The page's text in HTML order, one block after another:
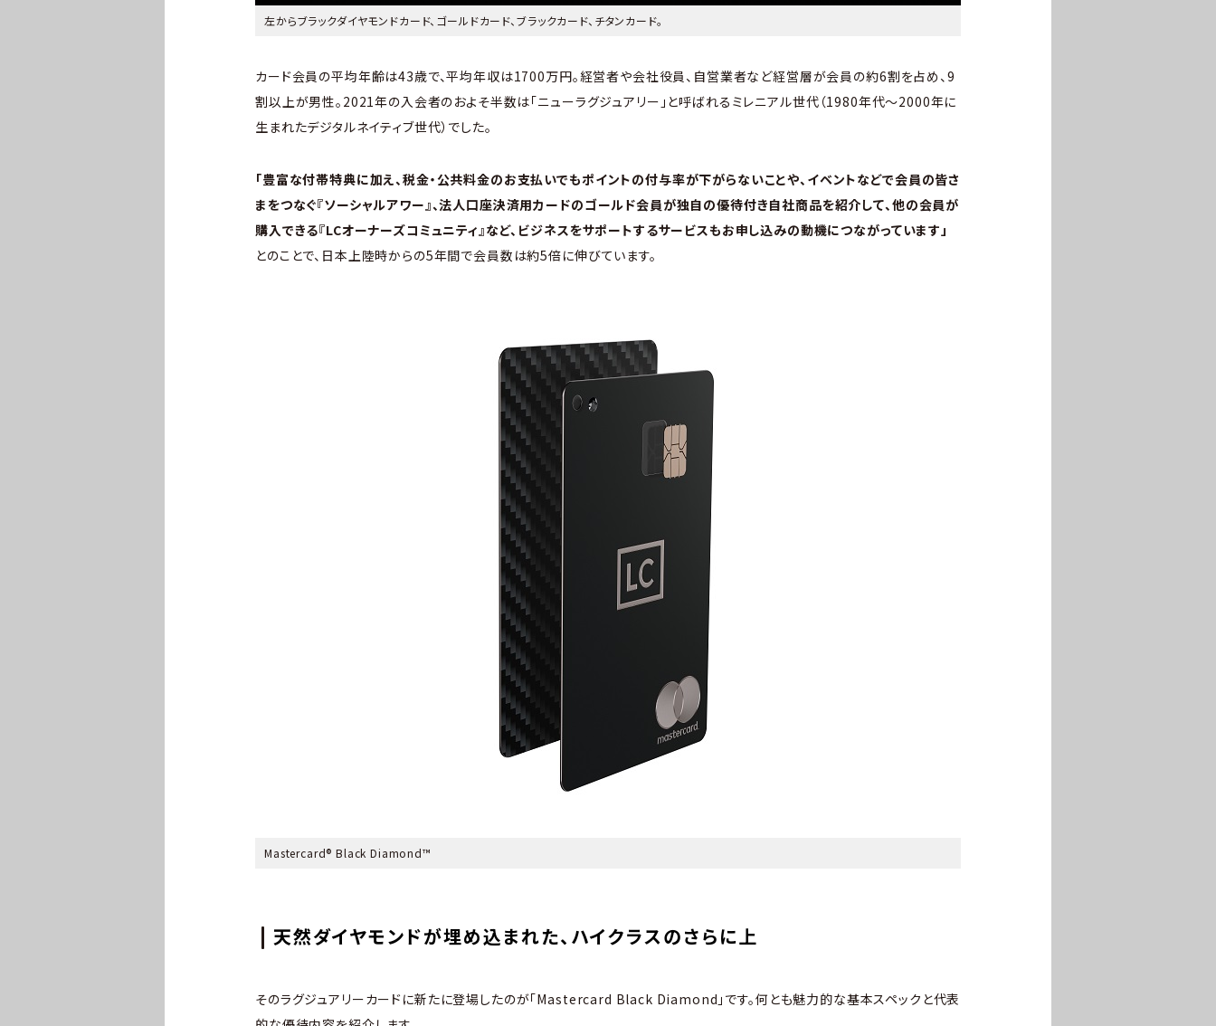
左からブラックダイヤモンドカード、ゴールドカード、ブラックカード、チタンカード。
カード会員の平均年齢は43歳で、平均年収は1700万円。経営者や会社役員、自営業者など経営層が会員の約6割を占め、9
割以上が男性。2021年の入会者のおよそ半数は「ニューラグジュアリー」と呼ばれるミレニアル世代（1980年代～2000年に
生まれたデジタルネイティブ世代）でした。
「豊富な付帯特典に加え、税金・公共料金のお支払いでもポイントの付与率が下がらないことや、イベントなどで会員の皆さ
まをつなぐ『ソーシャルアワー』、法人口座決済用カードのゴールド会員が独自の優待付き自社商品を紹介して、他の会員が
購入できる『LCオーナーズコミュニティ』など、ビジネスをサポートするサービスもお申し込みの動機につながっています」
とのことで、日本上陸時からの5年間で会員数は約5倍に伸びています。
Mastercard® Black Diamond™
天然ダイヤモンドが埋め込まれた、ハイクラスのさらに上
そのラグジュアリーカードに新たに登場したのが「Mastercard Black Diamond」です。何とも魅力的な基本スペックと代表